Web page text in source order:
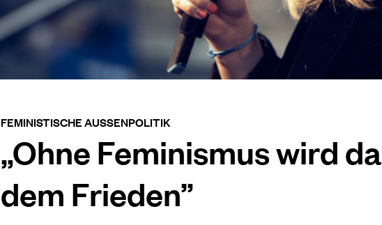
FEMINISTISCHE AUSSENPOLITIK
„Ohne Feminismus wird
dem Frieden”